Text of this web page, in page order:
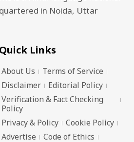
in Noida, Uttar
Quick Links
About Us
Terms of Service
Disclaimer
Editorial Policy
Verification & Fact Checking
Policy
Privacy & Policy
Cookie Policy
Advertise
Code of Ethics